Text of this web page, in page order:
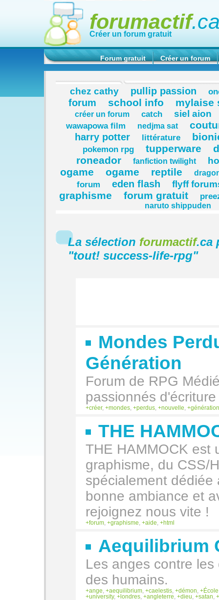
forumactif
Créer un forum gratuit
Forum gratuit Créer un forum
chez cathy pullip passion
forum school info mylaise
créer un forum catch siel aion
wawapowa film nedjma sat
harry potter littérature
pokemon rpg tupperware
roneador
fanfiction twilight
ogame ogame reptile
forum eden flash flyff
graphisme forum gratuit
naruto shippuden
La sélection forumactif.ca
"tout! success-life-rpg"
Mondes
Génération
Forum de RPG
passionnés d'écriture
créer, mondes perdus nouvelle génération
THE
THE HAMMOCK est
graphisme, du CSS/
spécialement
bonne ambiance et
rejoignez nous vite !
forum graphisme aide html
Aequilibrium
Les anges contre
des humains.
ange aequilibrium caelestis démon École
university, londres angleterre dieu satan